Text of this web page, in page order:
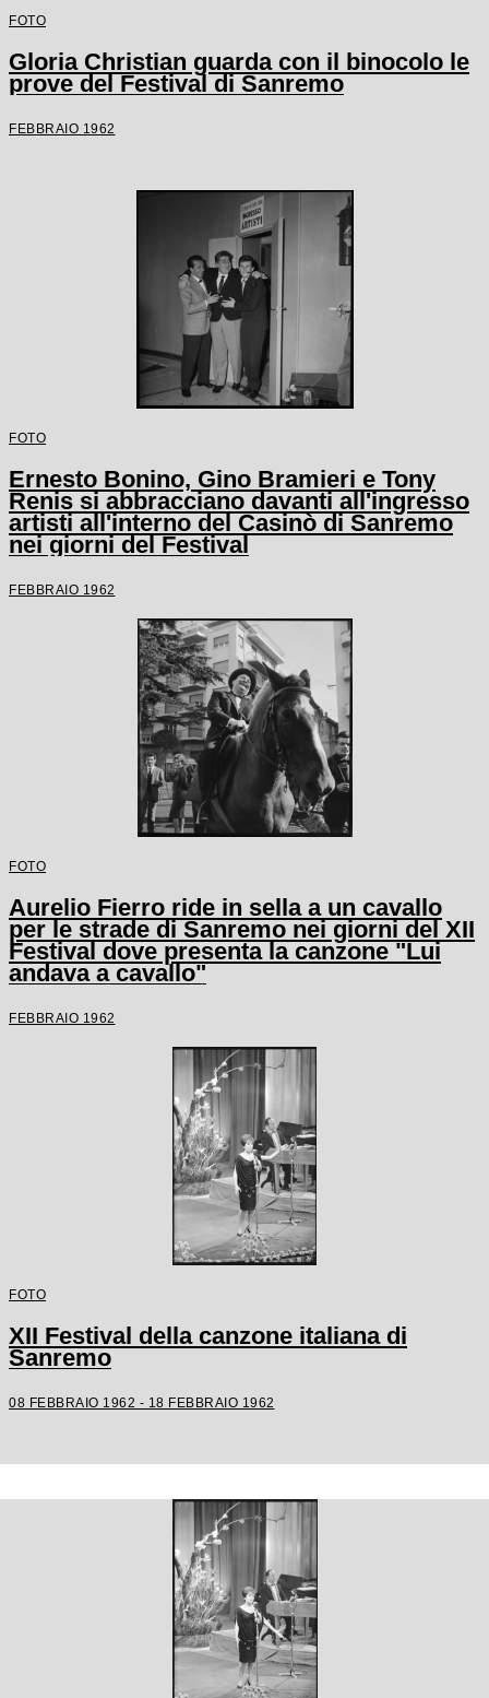
FOTO
Gloria Christian guarda con il binocolo le
prove del Festival di Sanremo
FEBBRAIO 1962
FOTO
Ernesto Bonino, Gino Bramieri e Tony
Renis si abbracciano davanti all'ingresso
artisti all'interno del Casinò di Sanremo
nei giorni del Festival
FEBBRAIO 1962
FOTO
Aurelio Fierro ride in sella a un cavallo
per le strade di Sanremo nei giorni del XII
Festival dove presenta la canzone "Lui
andava a cavallo"
FEBBRAIO 1962
FOTO
XII Festival della canzone italiana di
Sanremo
08 FEBBRAIO 1962 - 18 FEBBRAIO 1962